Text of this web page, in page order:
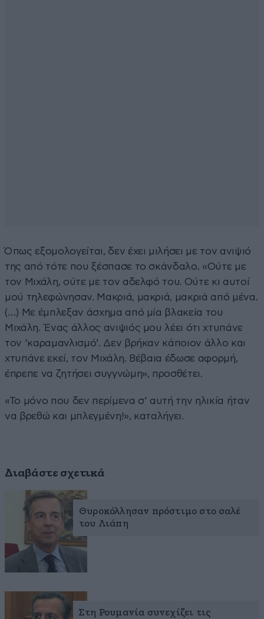
Όπως εξομολογείται, δεν έχει μιλήσει με τον ανιψιό
της από τότε που ξέσπασε το σκάνδαλο. «Ούτε με
τον Μιχάλη, ούτε με τον αδελφό του. Ούτε κι αυτοί
μού τηλεφώνησαν. Μακριά, μακριά, μακριά από μένα.
(…) Με έμπλεξαν άσχημα από μία βλακεία του
Μιχάλη. Ένας άλλος ανιψιός μου λέει ότι χτυπάνε
τον ‘καραμανλισμό’. Δεν βρήκαν κάποιον άλλο και
χτυπάνε εκεί, τον Μιχάλη. Βέβαια έδωσε αφορμή,
έπρεπε να ζητήσει συγγνώμη», προσθέτει.
«Το μόνο που δεν περίμενα σ’ αυτή την ηλικία ήταν
να βρεθώ και μπλεγμένη!», καταλήγει.
Διαβάστε σχετικά
Θυροκόλλησαν πρόστιμο στο σαλέ
του Λιάπη
Στη Ρουμανία συνεχίζει τις